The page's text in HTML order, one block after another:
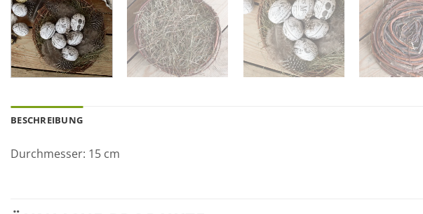
BESCHREIBUNG
Durchmesser: 15 cm